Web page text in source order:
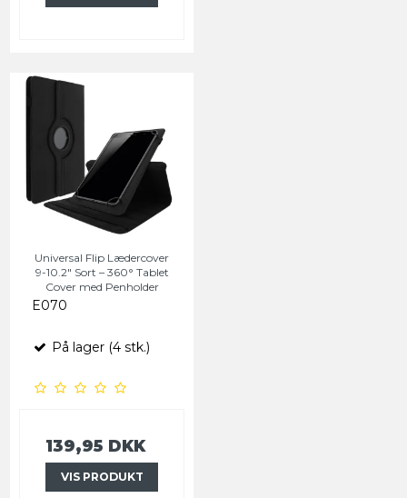
Universal Flip Lædercover
9-10.2" Sort – 360° Tablet
Cover med Penholder
E070
På lager (4 stk.)
139,95 DKK
VIS PRODUKT